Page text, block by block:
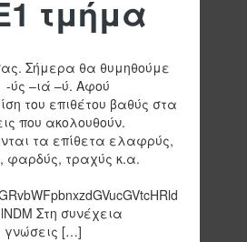
τμήμα
Σήμερα θα θυμηθούμε
ύς –ιά –ύ. Αφού
του επιθέτου βαθύς στα
που ακολουθούν.
τα επίθετα ελαφρύς,
φαρδύς, τραχύς κ.α.
Στη συνέχεια
γνώσεις […]